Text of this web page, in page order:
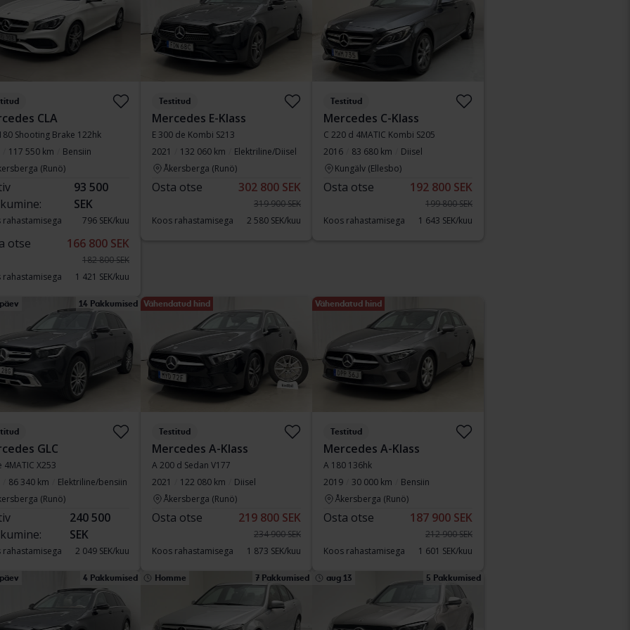
CLA
Shooting Brake 122hk
117 550 km
Bensiin
(Runö)
93 500
SEK
rahastamisega 796 SEK/kuu
otse 166 800 SEK
182 800 SEK
rahastamisega
1 421 SEK/kuu
Testitud
Mercedes E-Klass
E 300 de Kombi S213
2021
132 060 km
Elektriline/Diisel
Åkersberga (Runö)
Osta otse 302 800 SEK
319 900 SEK
Koos rahastamisega
2 580 SEK/kuu
Testitud
Mercedes C-Klass
C 220 d 4MATIC Kombi S205
2016
83 680 km
Diisel
Kungälv (Ellesbo)
Osta otse 192 800 SEK
199 800 SEK
Koos rahastamisega
1 643 SEK/kuu
14 Pakkumised
GLC
4MATIC X253
86 340 km
Elektriline/bensiin
(Runö)
240 500
SEK
rahastamisega 2 049 SEK/kuu
Vähendatud hind
Testitud
Mercedes A-Klass
A 200 d Sedan V177
2021
122 080 km
Diisel
Åkersberga (Runö)
Osta otse 219 800 SEK
234 900 SEK
Koos rahastamisega
1 873 SEK/kuu
Vähendatud hind
Testitud
Mercedes A-Klass
A 180 136hk
2019
30 000 km
Bensiin
Åkersberga (Runö)
Osta otse 187 900 SEK
212 900 SEK
Koos rahastamisega
1 601 SEK/kuu
4 Pakkumised Homme 7 Pakkumised aug 13 5 Pakkumised